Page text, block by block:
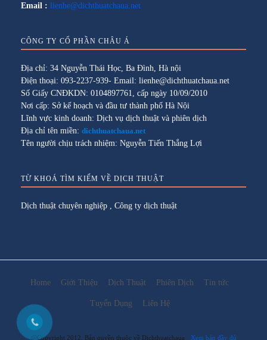
Email : lienhe@dichthuatchaua.net
CÔNG TY CỔ PHẦN CHÂU Á
Địa chỉ: 34 Nguyễn Thái Học, Ba Đình, Hà nội
Điện thoại: 093-2237-939- Email: lienhe@dichthuatchaua.net
Số Giấy CNĐKDN: 0104897761, cấp ngày 10/09/2010
Nơi cấp: Sở kế hoạch và đầu tư thành phố Hà Nội
Lĩnh vực kinh doanh: Dịch vụ dịch thuật và phiên dịch
Địa chỉ tên miền: dichthuatchaua.net
Tên người chịu trách nhiệm: Nguyễn Tiến Thắng Lợi
TỪ KHOÁ TÌM KIẾM VỀ DỊCH THUẬT
Dịch thuật chuyên nghiệp Công ty dịch thuật
Home Giới Thiệu Dịch Thuật Phiên Dịch Tin tức
Tuyển Dụng Liên Hệ
@Copyright 2012. Bản quyền thuộc về Dichthuatchaua Xem bản đầy đủ